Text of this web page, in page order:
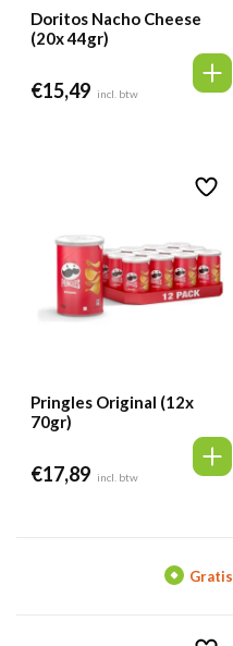
Doritos Nacho Cheese
(20x 44gr)
€15,49 incl. btw
Pringles Original (12x
70gr)
€17,89 incl. btw
Gratis